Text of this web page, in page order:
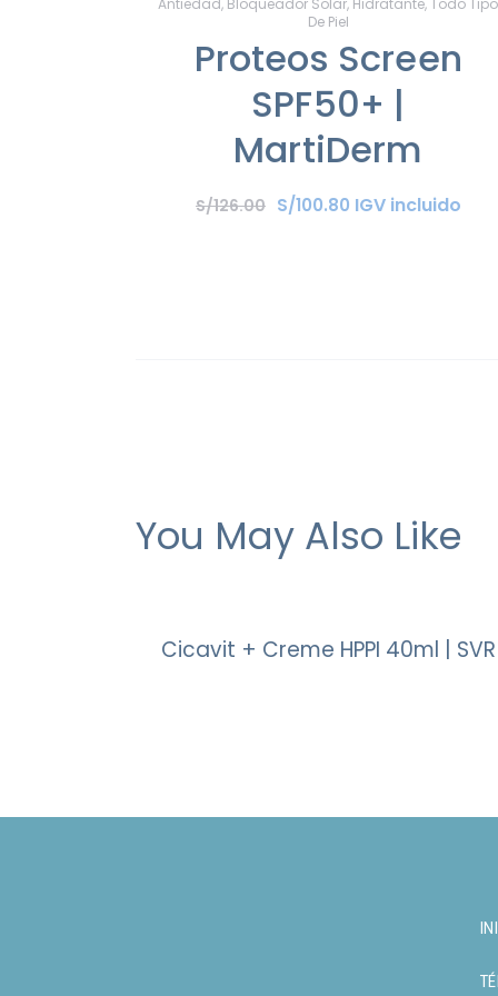
Antiedad, Bloqueador Solar, Hidratante,
Todo Tipo
De Piel
Proteos Screen
SPF50+ |
MartiDerm
S/126.00 S/100.80 IGV incluido
You May Also Like
Cicavit + Creme HPPI 40ml | SVR